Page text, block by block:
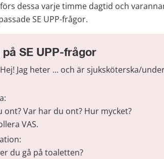
dessa varje timme dagtid och
SE UPP-frågor.
på SE UPP-frågor
Hej! Jag heter ... och är sjuksköterska/
ont? Var har du ont? Hur mycket?
VAS.
du gå på toaletten?